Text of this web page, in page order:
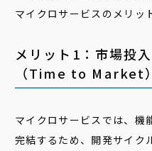
マイクロサービスのメリッ
メリット1：市場投
（Time to Market）
マイクロサービスでは、機
完結するため、開発サイク